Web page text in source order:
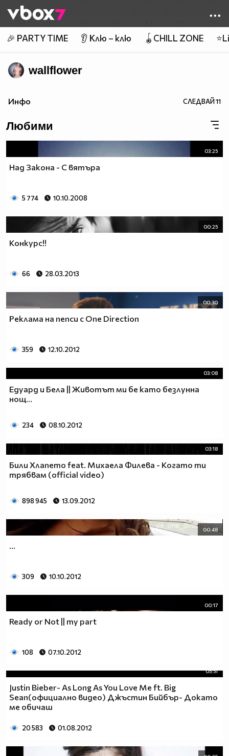
👾
🎉 PARTY TIME 👂 Клю – клю 🪀CHILL ZONE
wallflower
Инфо СЛЕДВАЙ11
Любими
03:25
Над Закона - С вятъра
5 774 10.10.2008
00:25
Конкурс!!
66 28.03.2013
00:30
Реклама на пепси с One Direction
359 12.10.2012
03:08
Едуард и Бела || Животът ми бе като безлунна
нощ...
234 08.10.2012
03:18
Били Хлапето feat. Михаела Филева - Когато ти
трябвам (official video)
898 945 13.09.2012
00:48
309 10.10.2012
00:17
Ready or Not || my part
108 07.10.2012
05:51
Justin Bieber- As Long As You Love Me ft. Big
Sean(официално видео) Джъстин Бийбър- Докато
ме обичаш
20 583 01.08.2012